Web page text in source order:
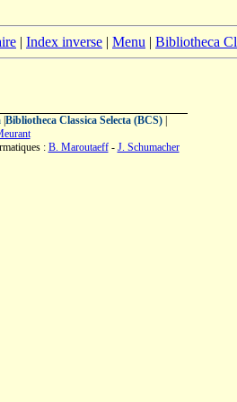
| Index inverse | Menu | Bibliotheca
| Bibliotheca Classica Selecta (BCS)|
: B. Maroutaeff- J. Schumacher